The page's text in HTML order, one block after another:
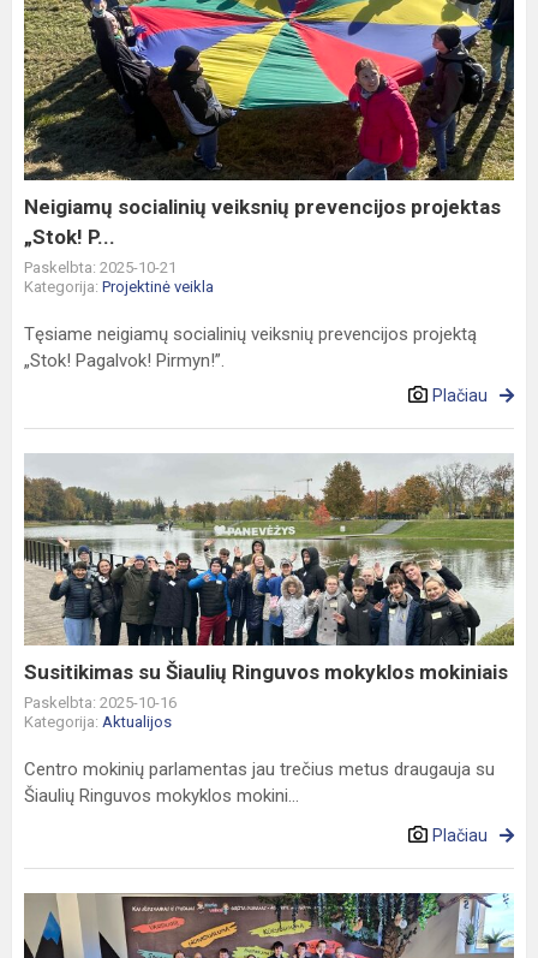
socialinių
veiksnių
prevencijos
projektas
„Stok!
P...
Neigiamų socialinių veiksnių prevencijos projektas
„Stok! P...
Paskelbta: 2025-10-21
Kategorija: Projektinė veikla
Tęsiame neigiamų socialinių veiksnių prevencijos projektą
„Stok! Pagalvok! Pirmyn!”.
Plačiau
su
Šiaulių
Ringuvos
mokyklos
mokiniais
Susitikimas su Šiaulių Ringuvos mokyklos mokiniais
Paskelbta: 2025-10-16
Kategorija: Aktualijos
Centro mokinių parlamentas jau trečius metus draugauja su
Šiaulių Ringuvos mokyklos mokini...
Plačiau
Integruota
veikla